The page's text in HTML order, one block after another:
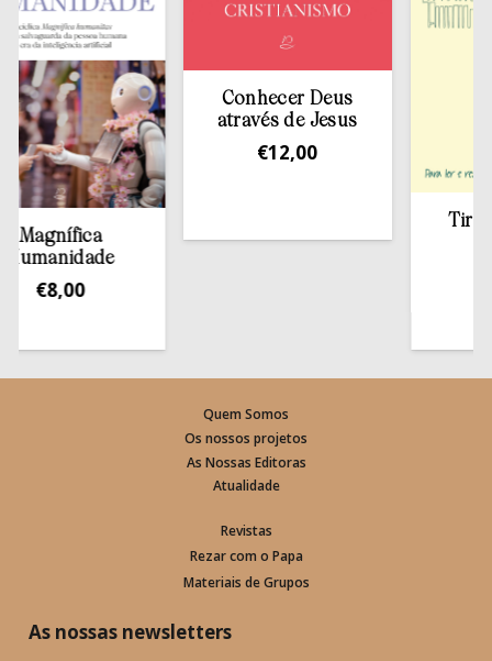
8,00
Conhecer Deus
através de Jesus
12,00
Tirar a
Quem Somos
Os nossos projetos
As Nossas Editoras
Atualidade
Revistas
Rezar com o Papa
Materiais de Grupos
As nossas newsletters